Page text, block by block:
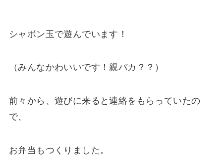
シャボン玉で遊んでいます！
（みんなかわいいです！親バカ？？）
前々から、遊びに来ると連絡をもらっていたの
で、
お弁当もつくりました。